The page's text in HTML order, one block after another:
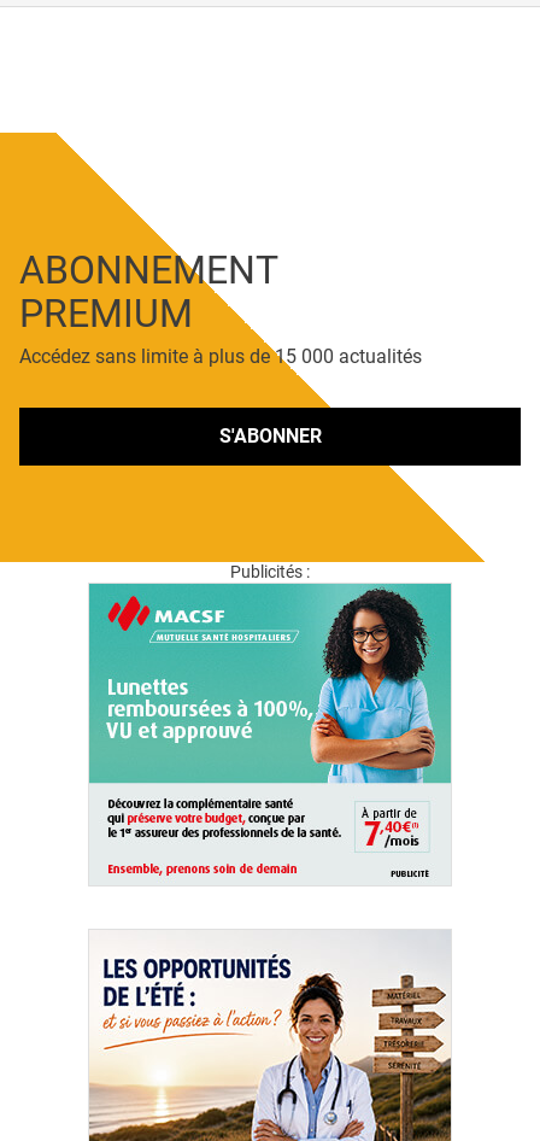
ABONNEMENT
PREMIUM
Accédez sans limite à plus de 15 000 actualités
S'ABONNER
Publicités :